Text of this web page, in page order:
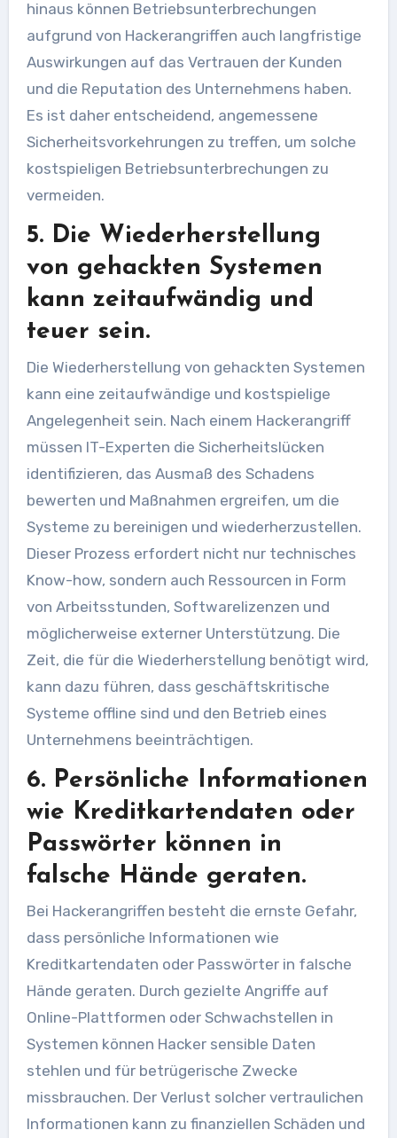
hinaus können Betriebsunterbrechungen
aufgrund von Hackerangriffen auch langfristige
Auswirkungen auf das Vertrauen der Kunden
und die Reputation des Unternehmens haben.
Es ist daher entscheidend, angemessene
Sicherheitsvorkehrungen zu treffen, um solche
kostspieligen Betriebsunterbrechungen zu
vermeiden.
5. Die Wiederherstellung
von gehackten Systemen
kann zeitaufwändig und
teuer sein.
Die Wiederherstellung von gehackten Systemen
kann eine zeitaufwändige und kostspielige
Angelegenheit sein. Nach einem Hackerangriff
müssen IT-Experten die Sicherheitslücken
identifizieren, das Ausmaß des Schadens
bewerten und Maßnahmen ergreifen, um die
Systeme zu bereinigen und wiederherzustellen.
Dieser Prozess erfordert nicht nur technisches
Know-how, sondern auch Ressourcen in Form
von Arbeitsstunden, Softwarelizenzen und
möglicherweise externer Unterstützung. Die
Zeit, die für die Wiederherstellung benötigt wird,
kann dazu führen, dass geschäftskritische
Systeme offline sind und den Betrieb eines
Unternehmens beeinträchtigen.
6. Persönliche Informationen
wie Kreditkartendaten oder
Passwörter können in
falsche Hände geraten.
Bei Hackerangriffen besteht die ernste Gefahr,
dass persönliche Informationen wie
Kreditkartendaten oder Passwörter in falsche
Hände geraten. Durch gezielte Angriffe auf
Online-Plattformen oder Schwachstellen in
Systemen können Hacker sensible Daten
stehlen und für betrügerische Zwecke
missbrauchen. Der Verlust solcher vertraulichen
Informationen kann zu finanziellen Schäden und